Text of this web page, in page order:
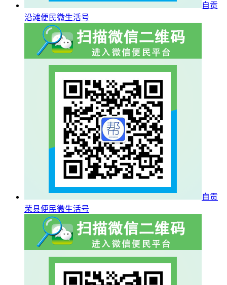
自贡
沿滩便民微生活号
自贡
荣县便民微生活号